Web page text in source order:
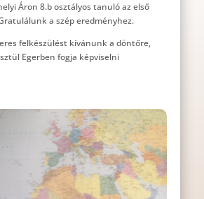
Áron 8.b osztályos tanuló az első
a szép eredményhez.
felkészülést kívánunk a döntőre,
Egerben fogja képviselni